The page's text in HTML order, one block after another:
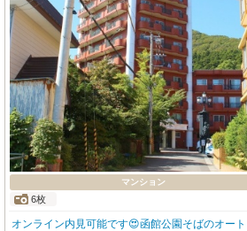
マンション
6枚
オンライン内見可能です😍函館公園そばのオー